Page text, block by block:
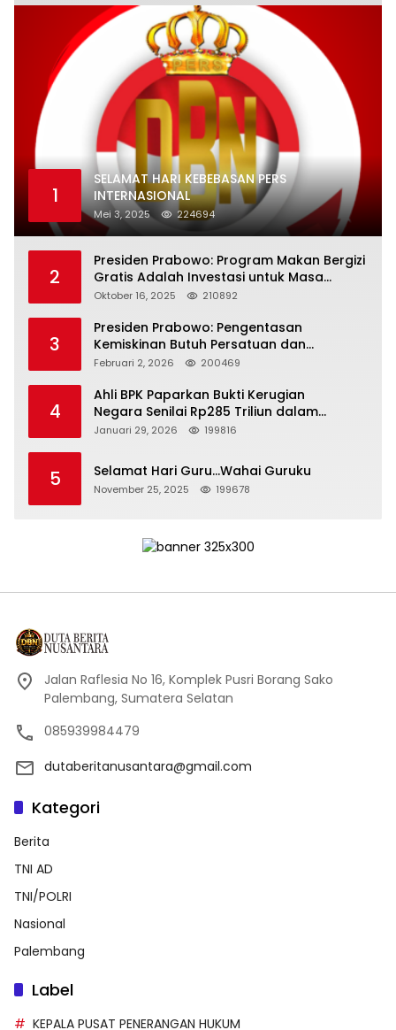
1
SELAMAT HARI KEBEBASAN PERS
INTERNASIONAL
Mei 3, 2025 224694
2
Presiden Prabowo: Program Makan Bergizi
Gratis Adalah Investasi untuk Masa
Depan Bangsa
Oktober 16, 2025 210892
3
Presiden Prabowo: Pengentasan
Kemiskinan Butuh Persatuan dan
Kepemimpinan yang Bertanggung Jawab
Februari 2, 2026 200469
4
Ahli BPK Paparkan Bukti Kerugian
Negara Senilai Rp285 Triliun dalam
Persidangan Korupsi PT Pertamina
Januari 29, 2026 199816
5 Selamat Hari Guru…Wahai Guruku
November 25, 2025 199678
Jalan Raflesia No 16, Komplek Pusri Borang Sako
Palembang, Sumatera Selatan
085939984479
dutaberitanusantara@gmail.com
Kategori
Berita
TNI AD
TNI/POLRI
Nasional
Palembang
Label
KEPALA PUSAT PENERANGAN HUKUM